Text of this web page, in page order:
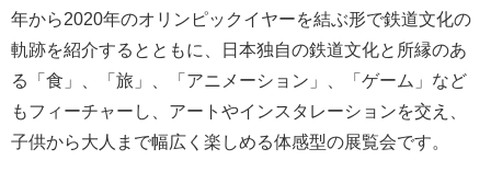
年から2020年のオリンピックイヤーを結ぶ形で鉄道文化の
軌跡を紹介するとともに、日本独自の鉄道文化と所縁のあ
る「食」、「旅」、「アニメーション」、「ゲーム」など
もフィーチャーし、アートやインスタレーションを交え、
子供から大人まで幅広く楽しめる体感型の展覧会です。